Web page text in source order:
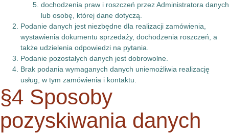
dochodzenia praw i roszczeń przez Administratora danych
lub osobę, której dane dotyczą.
Podanie danych jest niezbędne dla realizacji zamówienia,
wystawienia dokumentu sprzedaży, dochodzenia roszczeń, a
także udzielenia odpowiedzi na pytania.
Podanie pozostałych danych jest dobrowolne.
Brak podania wymaganych danych uniemożliwia realizację
usług, w tym zamówienia i kontaktu.
§4 Sposoby
pozyskiwania danych